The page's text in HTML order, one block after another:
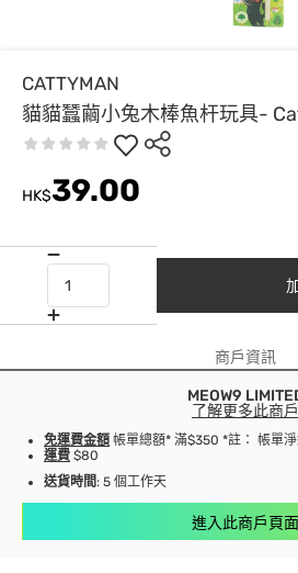
CATTYMAN
貓貓蠶繭小兔木棒魚杆玩具-
HK$39.00
商戶資訊
MEOW9
了解更多此商戶
免運費金額 帳單總額* 滿$350 *註： 帳單
運費 $80
送貨時間: 5 個工作天
進入此商戶頁面